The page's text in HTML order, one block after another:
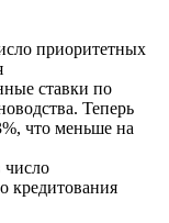
приоритетных
ставки по
Теперь
что меньше на